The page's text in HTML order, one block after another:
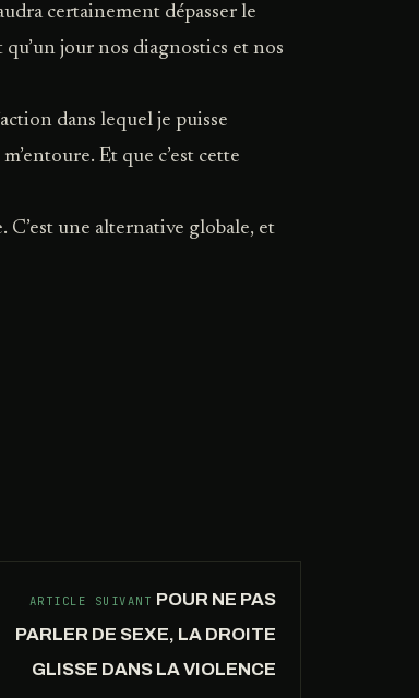
certainement dépasser le
qu’un jour nos diagnostics et nos
dans lequel je puisse
Et que c’est cette
C’est une alternative globale, et
ARTICLE SUIVANT POUR NE PAS
PARLER DE SEXE, LA DROITE
GLISSE DANS LA VIOLENCE